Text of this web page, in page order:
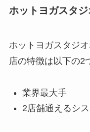
ホットヨガスタ
ホットヨガスタジ
店の特徴は以下の2
業界最大手
2店舗通えるシ